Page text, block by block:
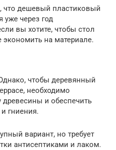
что дешевый пластиковый
уже через год
вы хотите, чтобы стол
на материале.
чтобы деревянный
необходимо
и обеспечить
гниения.
вариант, но требует
антисептиками и лаком.